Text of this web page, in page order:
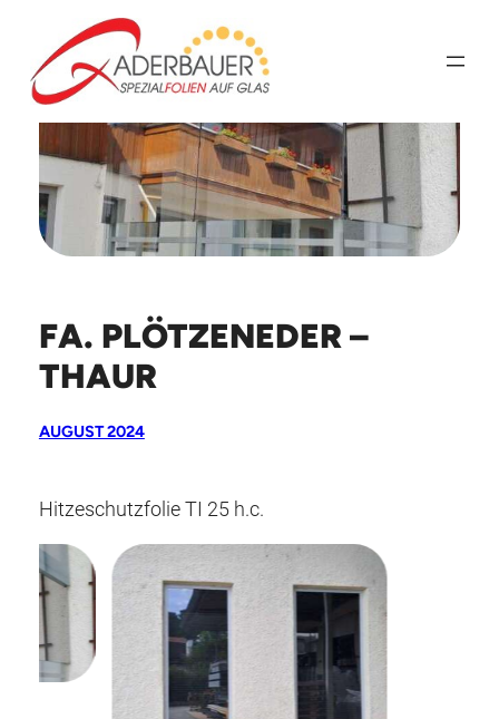
Inhalt
springen
FA. PLÖTZENEDER –
THAUR
AUGUST 2024
Hitzeschutzfolie TI 25 h.c.